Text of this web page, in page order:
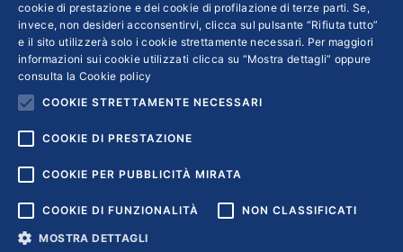
L’Intelligenza Artificiale non sostituisce ancora
il lavoro, ma ridisegna l’accesso alle
professioni: meno ruoli entry-level, più
centralità delle competenze esperte e nuove
sfide per la formazione del capitale umano
cookie di prestazione e dei cookie di profilazione di terze parti. Se,
invece, non desideri acconsentirvi, clicca sul pulsante “Rifiuta tutto”
e il sito utilizzerà solo i cookie strettamente necessari. Per maggiori
informazioni sui cookie utilizzati clicca su “Mostra dettagli” oppure
consulta la Cookie policy
COOKIE STRETTAMENTE NECESSARI
COOKIE DI PRESTAZIONE
COOKIE PER PUBBLICITÀ MIRATA
COOKIE DI FUNZIONALITÀ NON CLASSIFICATI
MOSTRA DETTAGLI